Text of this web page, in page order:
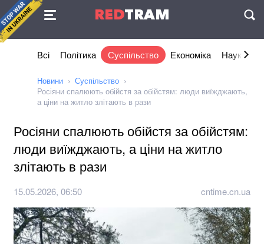
REDTRAM
Угода
Всі Політика Суспільство Економіка Наука та
Новини
Суспільство
Росіяни спалюють обійстя за обійстям: люди виїжджають,
а ціни на житло злітають в рази
Росіяни спалюють обійстя за обійстям:
люди виїжджають, а ціни на житло
злітають в рази
15.05.2026, 06:50 cntime.cn.ua